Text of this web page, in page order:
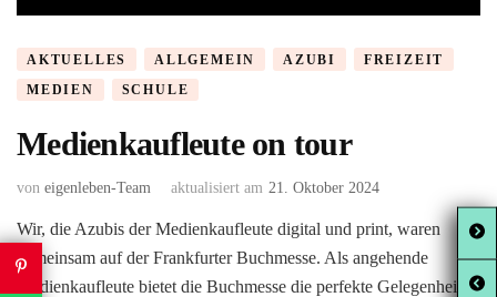
AKTUELLES ALLGEMEIN AZUBI
FREIZEIT
MEDIEN
SCHULE
Medienkaufleute on tour
von eigenleben-Team aktualisiert am 21. Oktober 2024
Wir, die Azubis der Medienkaufleute digital und print, waren
gemeinsam auf der Frankfurter Buchmesse. Als angehende
Medienkaufleute bietet die Buchmesse die perfekte Gelegenheit,